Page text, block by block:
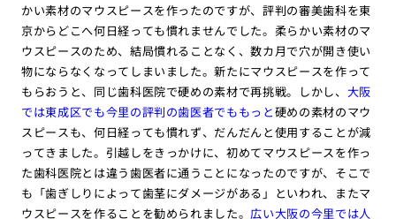
かい素材のマウスピースを作ったのですが、評判の審美歯科を東
京からどこへ何日経っても慣れませんでした。柔らかい素材のマ
ウスピースのため、結局慣れることなく、数カ月で穴が開き使い
物にならなくなってしまいました。新たにマウスピースを作って
もらおうと、同じ歯科医院で硬めの素材で再挑戦。しかし、 大阪
では東成区でも今里の評判の歯医者でももっと硬めの素材のマウ
スピースも、何日経っても慣れず、だんだんと使用することが減
ってきました。引越しをきっかけに、初めてマウスピースを作っ
た歯科医院とは違う歯医者に通うことになったのですが、そこで
も「歯ぎしりによって歯茎にダメージがある」といわれ、またマ
ウスピースを作ることを勧められました。広い大阪の今里では人